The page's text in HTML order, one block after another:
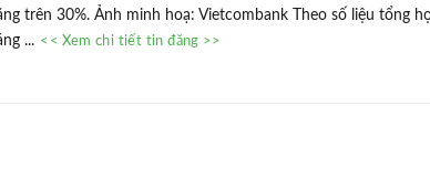
trên 30%. Ảnh minh hoạ: Vietcombank Theo số liệu tổng
... << Xem chi tiết tin đăng >>